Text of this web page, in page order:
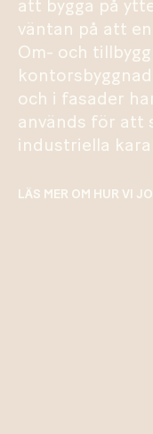
att bygga på
väntan på att
Om- och
och i fasader
används för att
industriella
LÄS MER OM HUR VI